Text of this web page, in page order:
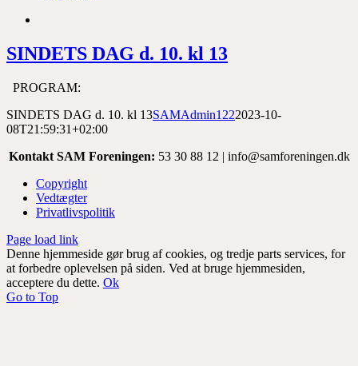
SINDETS DAG d. 10. kl 13
PROGRAM:
SINDETS DAG d. 10. kl 13SAMAdmin1222023-10-
08T21:59:31+02:00
Kontakt SAM Foreningen: 53 30 88 12 | info@samforeningen.dk
Copyright
Vedtægter
Privatlivspolitik
Page load link
Denne hjemmeside gør brug af cookies, og tredje parts services, for
at forbedre oplevelsen på siden. Ved at bruge hjemmesiden,
acceptere du dette. Ok
Go to Top